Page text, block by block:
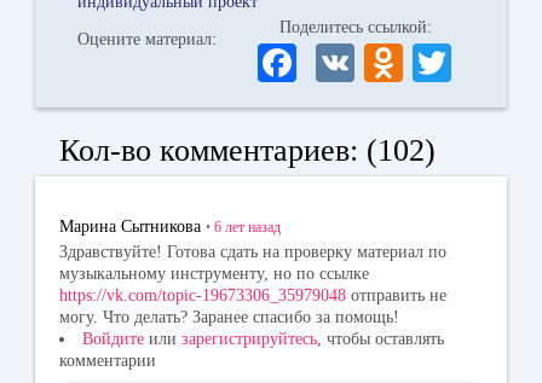
Оцените материал:
Поделитесь ссылкой:
Fa
ce
bo
ok
V
K
O
dn
ok
la
ni
ki
wi
r
Кол-во комментариев: (102)
Марина Сытникова • 6 лет назад
Здравствуйте! Готова сдать на проверку материал по
музыкальному инструменту, но по ссылке
https://vk.com/topic-19673306_35979048 отправить не
могу. Что делать? Заранее спасибо за помощь!
Войдите или зарегистрируйтесь , чтобы оставлять
комментарии